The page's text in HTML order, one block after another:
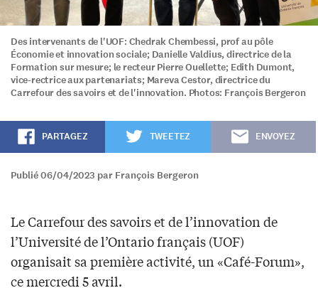
Des intervenants de l'UOF: Chedrak Chembessi, prof au pôle
Économie et innovation sociale; Danielle Valdius, directrice de la
Formation sur mesure; le recteur Pierre Ouellette; Edith Dumont,
vice-rectrice aux partenariats; Mareva Cestor, directrice du
Carrefour des savoirs et de l'innovation. Photos: François Bergeron
PARTAGEZ TWEETEZ ENVOYEZ
Publié 06/04/2023 par François Bergeron
Le Carrefour des savoirs et de l’innovation de
l’Université de l’Ontario français (UOF)
organisait sa première activité, un «Café-Forum»,
ce mercredi 5 avril.